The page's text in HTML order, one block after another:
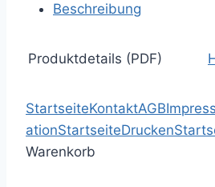
Beschreibung
Produktdetails (PDF)
StartseiteKontaktAGB
ationStartseiteDrucken
Warenkorb